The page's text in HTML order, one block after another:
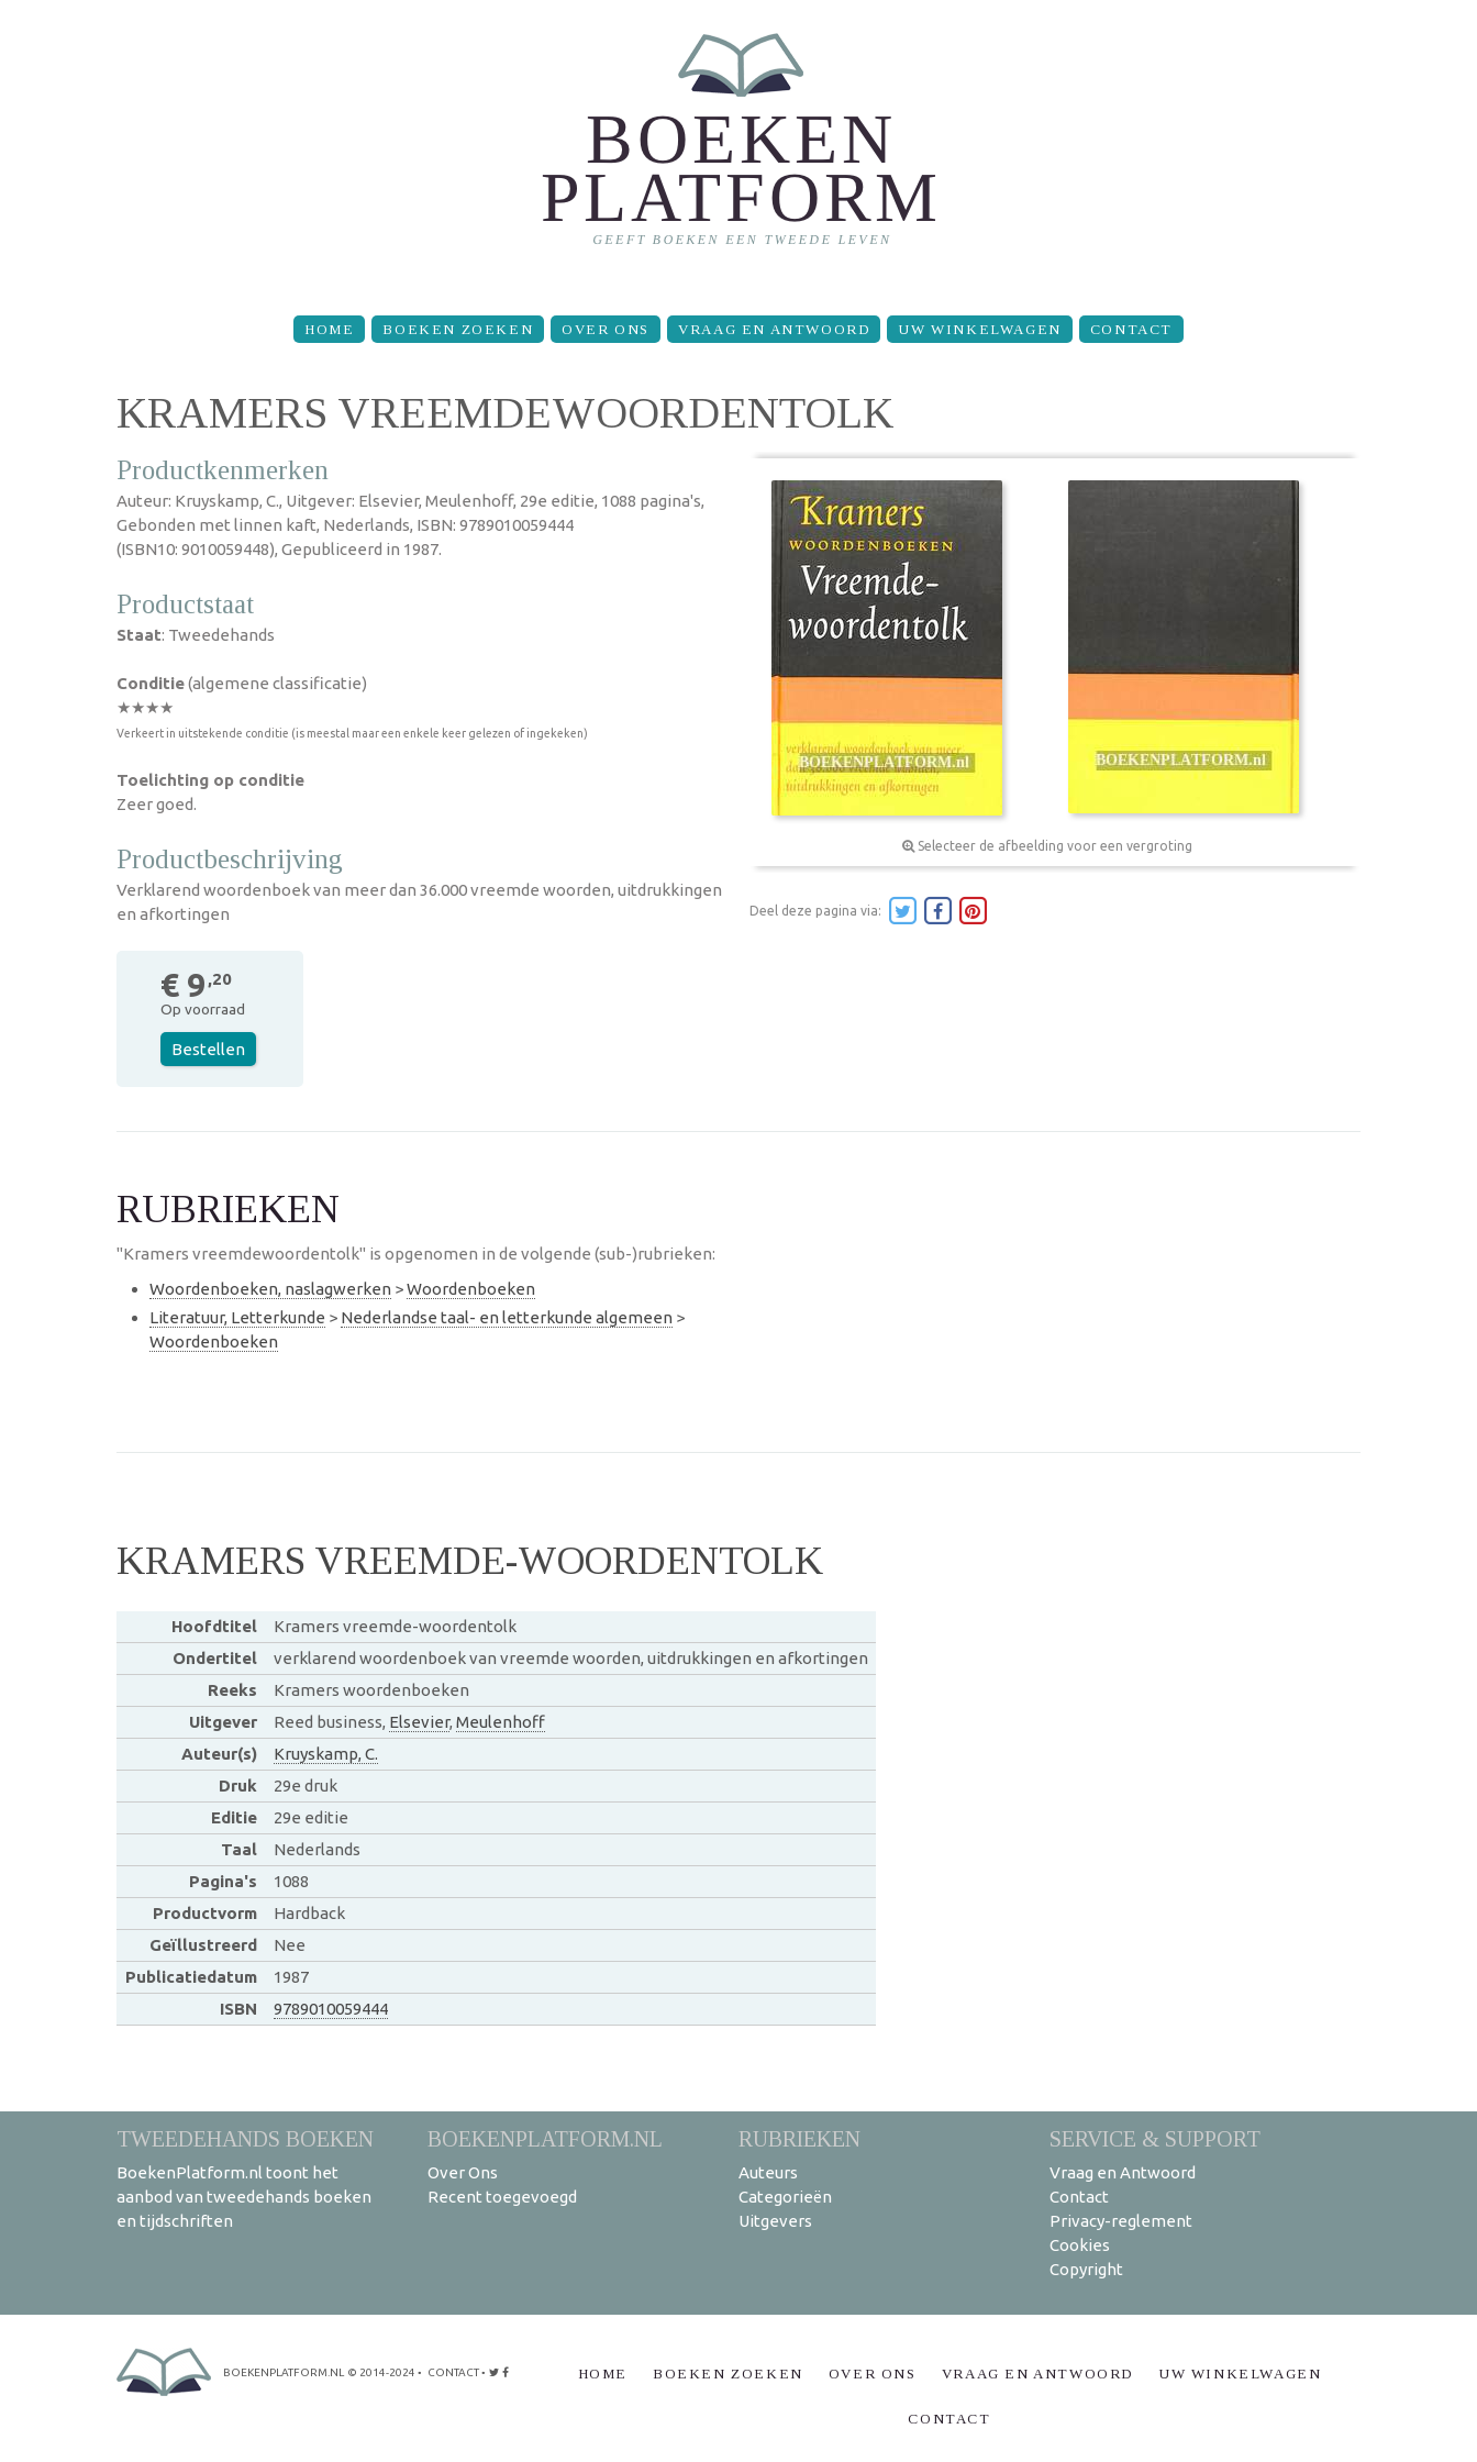
HOME BOEKEN ZOEKEN OVER ONS VRAAG EN ANTWOORD UW WINKELWAGEN CONTACT
KRAMERS VREEMDEWOORDENTOLK
Productkenmerken
Auteur: Kruyskamp, C., Uitgever: Elsevier, Meulenhoff, 29e editie, 1088 pagina's,
Gebonden met linnen kaft, Nederlands, ISBN: 9789010059444
(ISBN10: 9010059448), Gepubliceerd in 1987.
Productstaat
Staat: Tweedehands
Conditie(algemene classificatie)
★★★★
Verkeert in uitstekende conditie (is meestal maar een enkele keer gelezen of ingekeken)
Toelichting op conditie
Zeer goed.
Productbeschrijving
Verklarend woordenboek van meer dan 36.000 vreemde woorden, uitdrukkingen
en afkortingen
€ 9 ,20
Op voorraad
Bestellen
Selecteer de afbeelding voor een vergroting
Deel deze pagina via:
RUBRIEKEN
"Kramers vreemdewoordentolk" is opgenomen in de volgende (sub-)rubrieken:
Woordenboeken, naslagwerken >Woordenboeken
Literatuur, Letterkunde > Nederlandse taal- en letterkunde algemeen >
Woordenboeken
KRAMERS VREEMDE-WOORDENTOLK
Hoofdtitel
Kramers vreemde-woordentolk
Ondertitel
verklarend woordenboek van vreemde woorden, uitdrukkingen en afkortingen
Reeks
Kramers woordenboeken
Uitgever
Reed business, Elsevier, Meulenhoff
Auteur(s)
Kruyskamp, C.
Druk
29e druk
Editie
29e editie
Taal
Nederlands
Pagina's
1088
Productvorm
Hardback
Geïllustreerd
Nee
Publicatiedatum
1987
ISBN
9789010059444
TWEEDEHANDS BOEKEN
BoekenPlatform.nl toont het
aanbod van tweedehands boeken
en tijdschriften
BOEKENPLATFORM.NL
Over Ons
Recent toegevoegd
RUBRIEKEN
Auteurs
Categorieën
Uitgevers
SERVICE & SUPPORT
Vraag en Antwoord
Contact
Privacy-reglement
Cookies
Copyright
BOEKENPLATFORM.NL © 2014-2024 • CONTACT• HOME BOEKEN ZOEKEN OVER ONS VRAAG EN ANTWOORD UW WINKELWAGEN
CONTACT